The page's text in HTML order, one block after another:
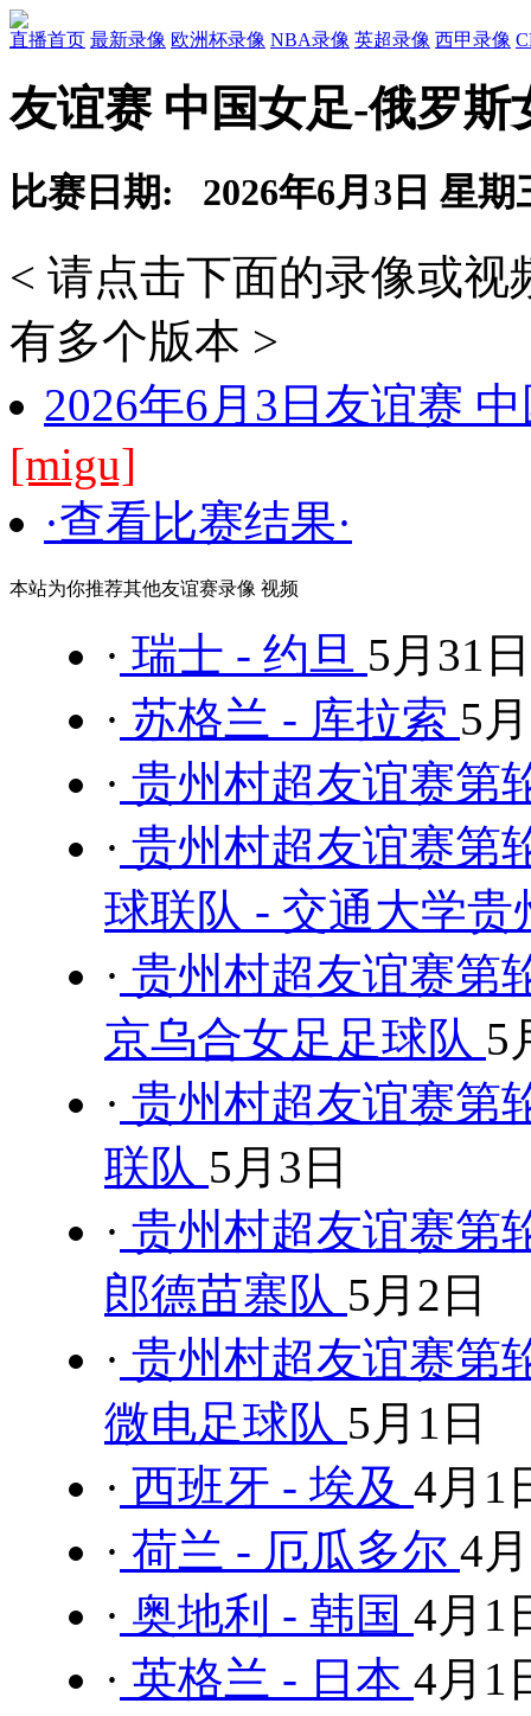
直播首页 最新录像 欧洲杯录像 NBA录像 英超录像 西甲录像
友谊赛 中国女足-俄罗
比赛日期: 2026年6月3日 星期
< 请点击下面的录像或
有多个版本 >
2026年6月3日友谊赛
[migu]
·查看比赛结果·
本站为你推荐其他友谊赛录像 视频
· 瑞士 - 约旦 5月31日
· 苏格兰 - 库拉索 5
· 贵州村超友谊赛第
· 贵州村超友谊赛第
球联队 - 交通大学
· 贵州村超友谊赛第
京乌合女足足球队 5
· 贵州村超友谊赛第
联队 5月3日
· 贵州村超友谊赛第
郎德苗寨队 5月2日
· 贵州村超友谊赛第
微电足球队 5月1日
· 西班牙 - 埃及 4月1
· 荷兰 - 厄瓜多尔 4
· 奥地利 - 韩国 4月1
· 英格兰 - 日本 4月1